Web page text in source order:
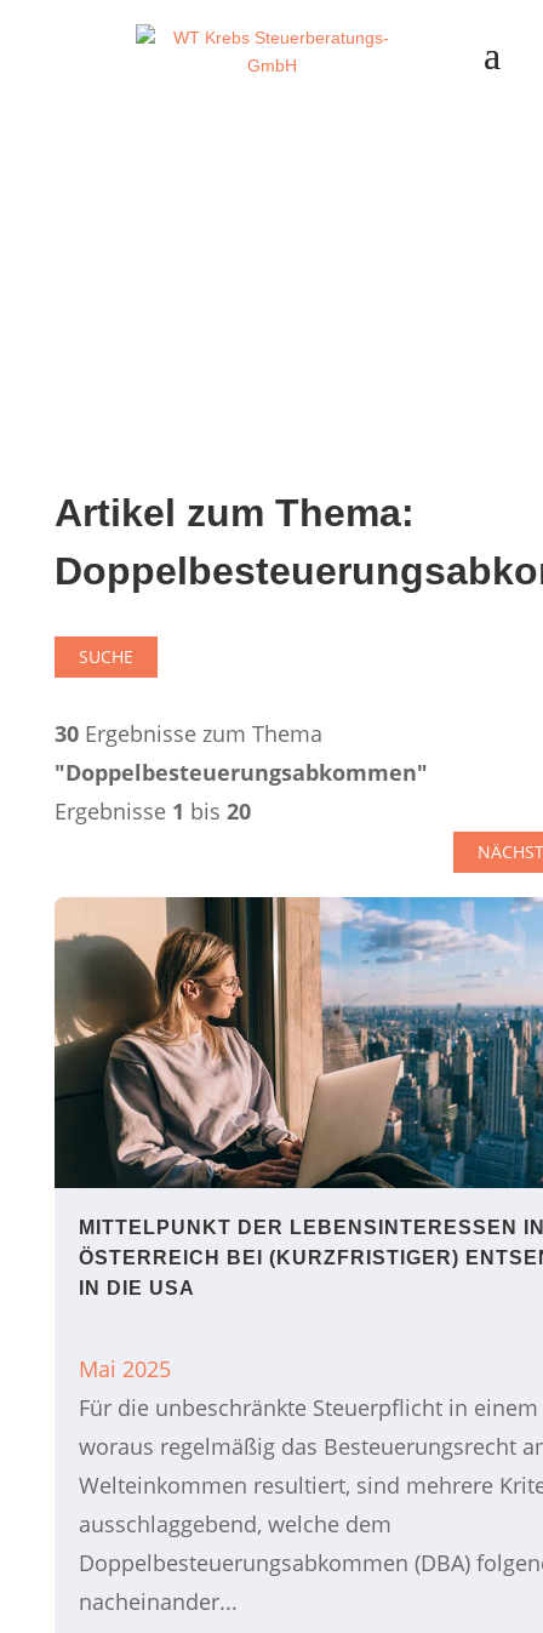
Artikel zum Thema:
SUCHE
30Ergebnisse zum Thema
"Doppelbesteuerungsabkommen"
Ergebnisse 1 bis 20
MITTELPUNKT DER LEBENSINTERESSEN
ÖSTERREICH BEI (KURZFRISTIGER)
IN DIE USA
Mai 2025
Für die unbeschränkte Steuerpflicht in einem
woraus regelmäßig das Besteuerungsrecht
Welteinkommen resultiert, sind mehrere
ausschlaggebend, welche dem
Doppelbesteuerungsabkommen (DBA)
nacheinander...